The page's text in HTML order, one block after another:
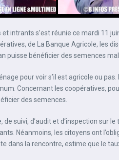
intrants s’est réunie ce mardi 11
de La Banque Agricole, les
puisse bénéficier des semences
pour voir s’il est agricole ou
Concernant les coopératives,
des semences.
suivi, d’audit et d’inspection sur
Néanmoins, les citoyens ont
dans la rencontre, estime que le